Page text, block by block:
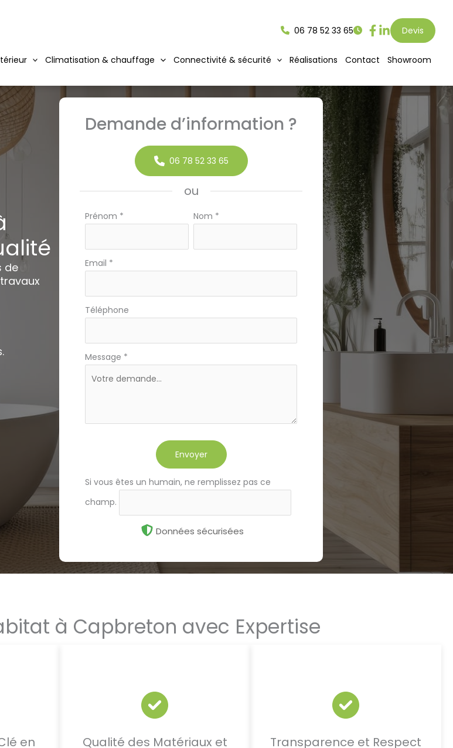
Climatisation & chauffage Connectivité & sécurité Réalisations Contact Showroom
06 78 52 33 65 Devis
de
Demande d’information ?
06 78 52 33 65
ou
Formulaire
téléphone
Prénom * Nom *
Email *
Téléphone
Message *
Envoyer
Si vous êtes un humain, ne remplissez pas ce
champ.
Données sécurisées
à Capbreton avec Expertise
en
Qualité des Matériaux et
Transparence et Respect